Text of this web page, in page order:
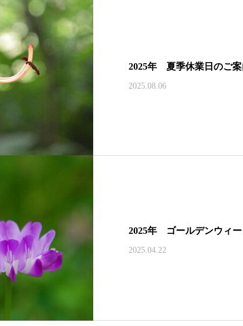
2025年 夏季休業日のご
2025.08.06
2025年 ゴールデンウィ
2025.04.22